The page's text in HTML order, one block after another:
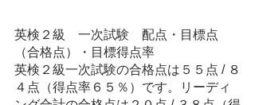
英検２級　一次試験　配点・目標点
（合格点）・目標得点率
英検２級一次試験の合格点は５５点 / ８
４点（得点率６５％）です。リーディ